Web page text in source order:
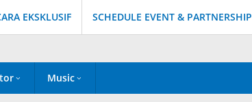
EKSKLUSIF SCHEDULE EVENT & PARTNERSHIP
Music